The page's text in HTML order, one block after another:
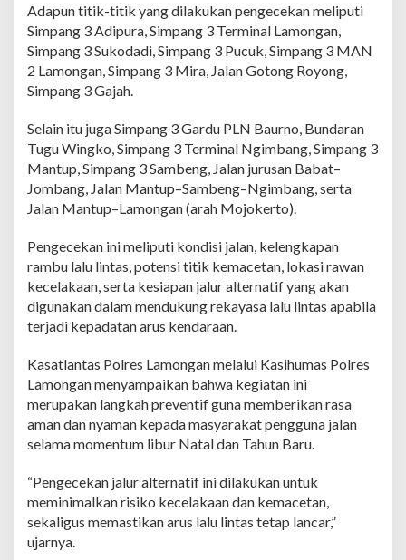
g
a
n
S
r
d
a
n
L
a
u
k
a
n
P
e
g
c
e
k
a
a
l
u
Adapun titik-titik yang dilakukan pengecekan meliputi
Simpang 3 Adipura, Simpang 3 Terminal Lamongan,
Simpang 3 Sukodadi, Simpang 3 Pucuk, Simpang 3 MAN
2 Lamongan, Simpang 3 Mira, Jalan Gotong Royong,
Simpang 3 Gajah.
Selain itu juga Simpang 3 Gardu PLN Baurno, Bundaran
Tugu Wingko, Simpang 3 Terminal Ngimbang, Simpang 3
Mantup, Simpang 3 Sambeng, Jalan jurusan Babat–
Jombang, Jalan Mantup–Sambeng–Ngimbang, serta
Jalan Mantup–Lamongan (arah Mojokerto).
Pengecekan ini meliputi kondisi jalan, kelengkapan
rambu lalu lintas, potensi titik kemacetan, lokasi rawan
kecelakaan, serta kesiapan jalur alternatif yang akan
digunakan dalam mendukung rekayasa lalu lintas apabila
terjadi kepadatan arus kendaraan.
Kasatlantas Polres Lamongan melalui Kasihumas Polres
Lamongan menyampaikan bahwa kegiatan ini
merupakan langkah preventif guna memberikan rasa
aman dan nyaman kepada masyarakat pengguna jalan
selama momentum libur Natal dan Tahun Baru.
“Pengecekan jalur alternatif ini dilakukan untuk
meminimalkan risiko kecelakaan dan kemacetan,
sekaligus memastikan arus lalu lintas tetap lancar,”
ujarnya.